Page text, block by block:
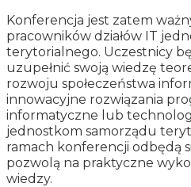
Konferencja jest zatem
pracowników działów IT
terytorialnego. Uczestnicy
uzupełnić swoją wiedzę
rozwoju społeczeństwa
innowacyjne rozwiązania
informatyczne lub
jednostkom samorządu
ramach konferencji odbędą
pozwolą na praktyczne
wiedzy.